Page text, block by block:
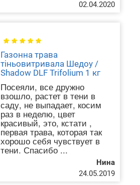
02.04.2020
Газонна трава
тіньовитривала Шедоу /
Shadow DLF Trifolium 1 кг
Посеяли, все дружно
взошло, растет в тени в
саду, не выпадает, косим
раз в неделю, цвет
красивый, это, кстати ,
первая трава, которая так
хорошо себя чувствует в
тени. Спасибо ...
Нина
24.05.2019